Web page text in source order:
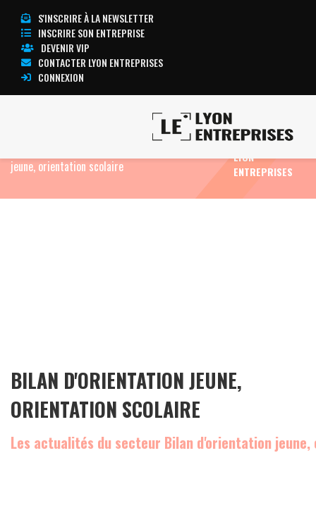
S'INSCRIRE À LA NEWSLETTER
INSCRIRE SON ENTREPRISE
DEVENIR VIP
CONTACTER LYON ENTREPRISES
CONNEXION
Formation professionnelle, innovation,
jeune, orientation scolaire
TOUTE
L’ACTUALITÉ
LYON
ENTREPRISES
BILAN D'ORIENTATION JEUNE,
ORIENTATION SCOLAIRE
Les actualités du secteur Bilan d'orientation